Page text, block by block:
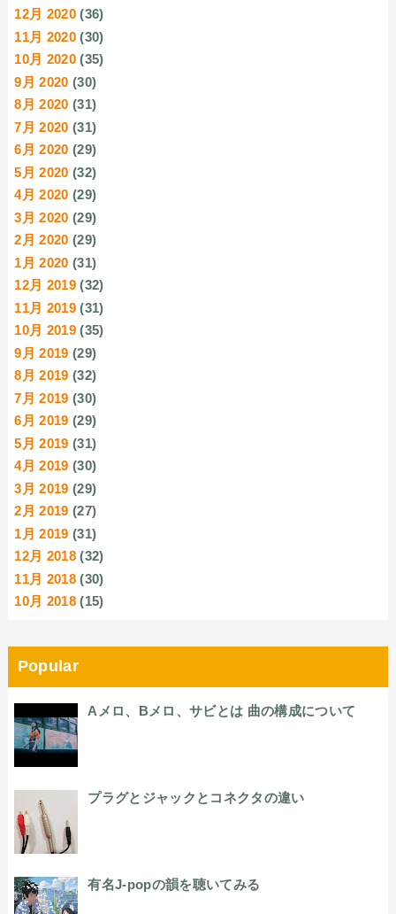
12月 2020 (36)
11月 2020 (30)
10月 2020 (35)
9月 2020 (30)
8月 2020 (31)
7月 2020 (31)
6月 2020 (29)
5月 2020 (32)
4月 2020 (29)
3月 2020 (29)
2月 2020 (29)
1月 2020 (31)
12月 2019 (32)
11月 2019 (31)
10月 2019 (35)
9月 2019 (29)
8月 2019 (32)
7月 2019 (30)
6月 2019 (29)
5月 2019 (31)
4月 2019 (30)
3月 2019 (29)
2月 2019 (27)
1月 2019 (31)
12月 2018 (32)
11月 2018 (30)
10月 2018 (15)
Popular
Aメロ、Bメロ、サビとは 曲の構成について
プラグとジャックとコネクタの違い
有名J-popの韻を聴いてみる